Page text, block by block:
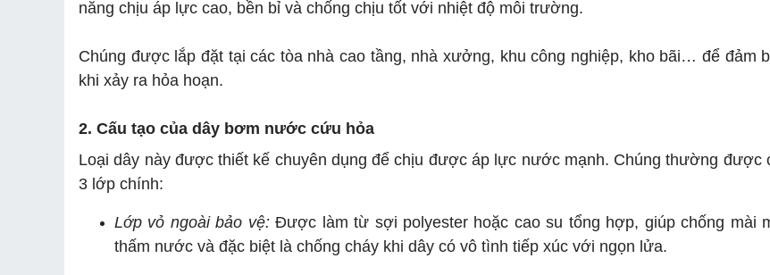
năng chịu áp lực cao, bền bỉ và chống chịu tốt với nhiệt độ môi trường.
Chúng được lắp đặt tại các tòa nhà cao tầng, nhà xưởng, khu công nghiệp, kho bãi… để đảm
khi xảy ra hỏa hoạn.
2. Cấu tạo của dây bơm nước cứu hỏa
Loại dây này được thiết kế chuyên dụng để chịu được áp lực nước mạnh. Chúng thường được
3 lớp chính:
Lớp vỏ ngoài bảo vệ:Được làm từ sợi polyester hoặc cao su tổng hợp, giúp chống mài
thấm nước và đặc biệt là chống cháy khi dây có vô tình tiếp xúc với ngọn lửa.